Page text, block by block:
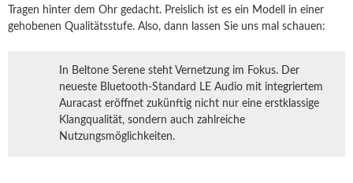
Tragen hinter dem Ohr gedacht. Preislich ist es ein Modell in einer
gehobenen Qualitätsstufe. Also, dann lassen Sie uns mal schauen:
In Beltone Serene steht Vernetzung im Fokus. Der
neueste Bluetooth-Standard LE Audio mit integriertem
Auracast eröffnet zukünftig nicht nur eine erstklassige
Klangqualität, sondern auch zahlreiche
Nutzungsmöglichkeiten.